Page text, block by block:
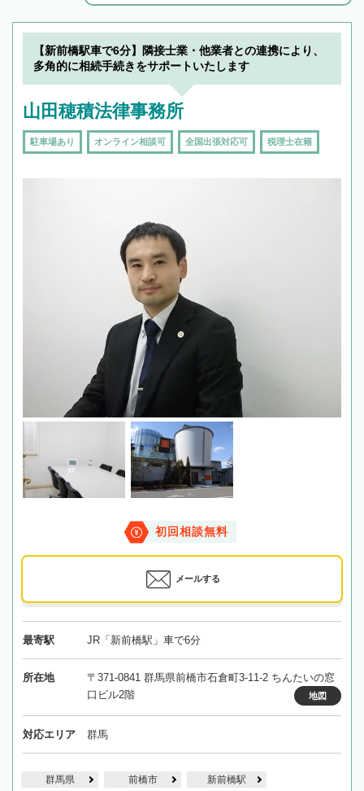
解決のみならず相続をトータルで任せることが
できます。また、相続は感情がからむ分野なの
でフィーリングも重要です。実際に電話や面談
で複数の弁護士と会話をしてウマが合う方に依
【新前橋駅車で6分】隣接士業・他業者との連携により、
多角的に相続手続きをサポートいたします
山田穂積法律事務所
駐車場あり オンライン相談可 全国出張対応可 税理士在籍
初回相談無料
メールする
最寄駅 JR「新前橋駅」車で6分
所在地
〒371-0841 群馬県前橋市石倉町3-11-2 ちんたいの窓
口ビル2階
地図
対応エリア 群馬
群馬県 前橋市 新前橋駅